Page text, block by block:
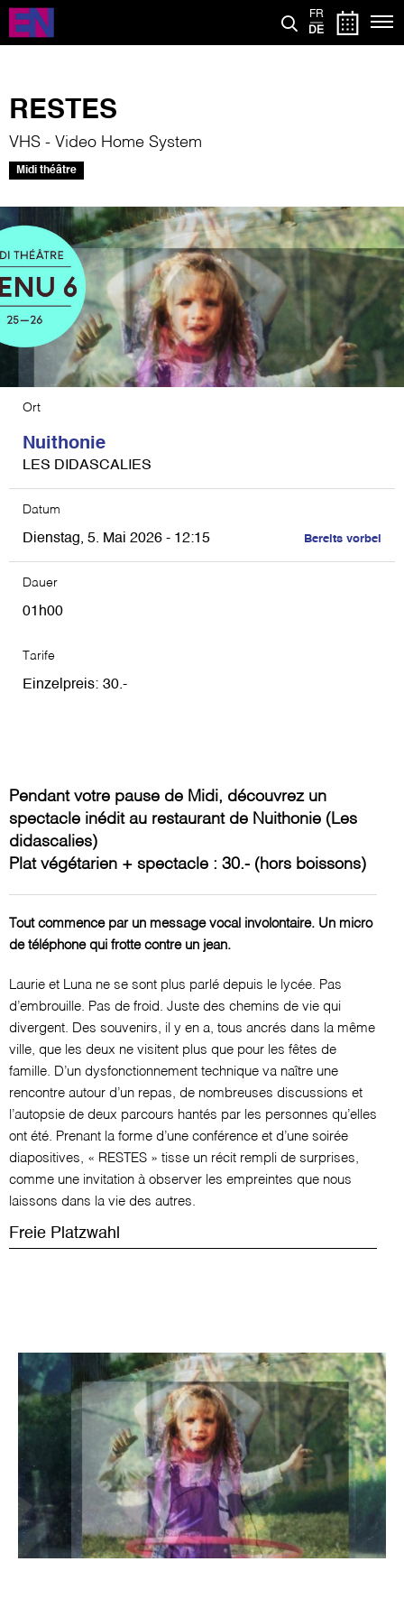
Direkt
zum
Inhalt
FR
DE
RESTES
VHS - Video Home System
Midi théâtre
Ort
Nuithonie
LES DIDASCALIES
Datum
Dienstag, 5. Mai 2026 - 12:15 Bereits vorbei
Dauer
01h00
Tarife
Einzelpreis 30
Pendant votre pause de Midi, découvrez un
spectacle inédit au restaurant de Nuithonie (Les
didascalies)
Plat végétarien + spectacle : 30.- (hors boissons)
Tout commence par un message vocal involontaire. Un micro
de téléphone qui frotte contre un jean.
Laurie et Luna ne se sont plus parlé depuis le lycée. Pas
d’embrouille. Pas de froid. Juste des chemins de vie qui
divergent. Des souvenirs, il y en a, tous ancrés dans la même
ville, que les deux ne visitent plus que pour les fêtes de
famille. D’un dysfonctionnement technique va naître une
rencontre autour d’un repas, de nombreuses discussions et
l’autopsie de deux parcours hantés par les personnes qu’elles
ont été. Prenant la forme d’une conférence et d’une soirée
diapositives, « RESTES » tisse un récit rempli de surprises,
comme une invitation à observer les empreintes que nous
laissons dans la vie des autres.
Freie Platzwahl